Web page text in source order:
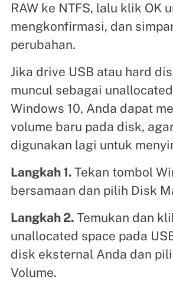
RAW ke NTFS, lalu klik OK
mengkonfirmasi, dan
perubahan.
Jika drive USB atau hard
muncul sebagai
Windows 10, Anda dapat
volume baru pada disk,
digunakan lagi untuk
Langkah 1. Tekan tombol
bersamaan dan pilih Disk
Langkah 2. Temukan dan
unallocated space pada
disk eksternal Anda dan
Volume.